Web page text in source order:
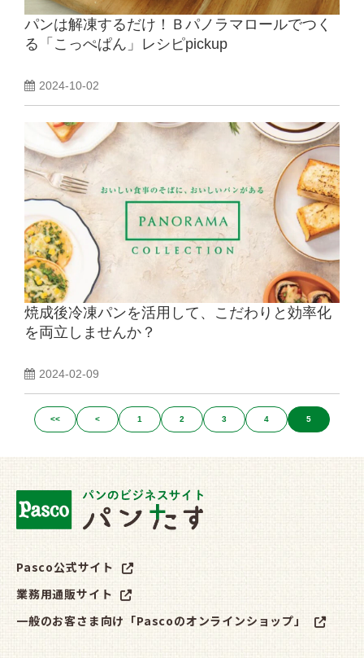
パンは解凍するだけ！Ｂパノラマロールでつく
る「こっぺぱん」レシピpickup
2024-10-02
焼成後冷凍パンを活用して、こだわりと効率化
を両立しませんか？
2024-02-09
<< < 1 2 3 4 5
Pasco公式サイト
業務用通販サイト
一般のお客さま向け「Pascoのオンラインショップ」